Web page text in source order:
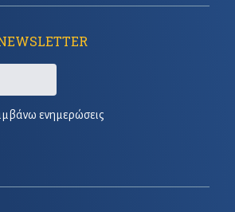
ενημερώσεις